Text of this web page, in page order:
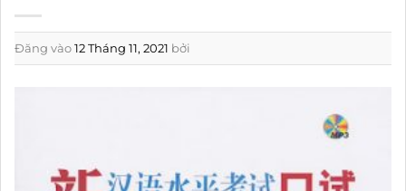
Đăng vào12 Tháng 11, 2021 bởi